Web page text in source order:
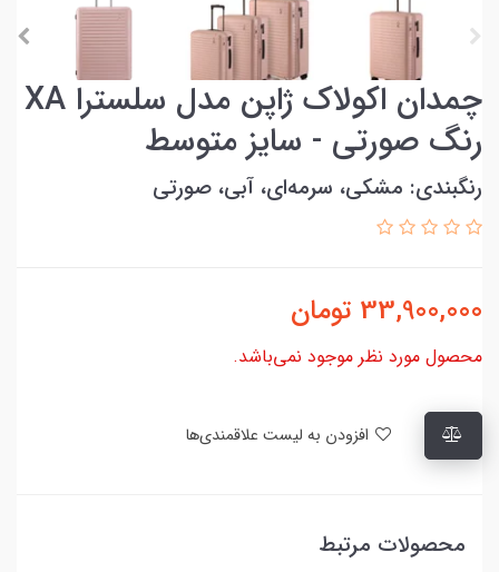
چمدان اکولاک ژاپن مدل سلسترا XA
رنگ صورتی - سایز متوسط
رنگبندی: مشکی، سرمه‌ای، آبی، صورتی
33,900,000 تومان
محصول مورد نظر موجود نمی‌باشد.
محصولات مرتبط